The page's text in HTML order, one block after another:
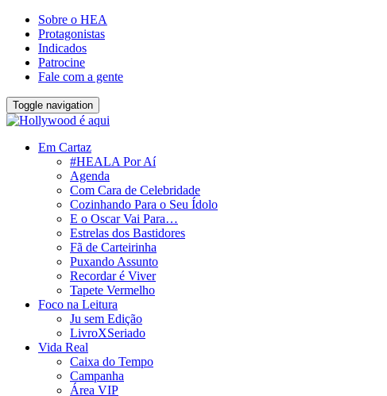
Sobre o HEA
Protagonistas
Indicados
Patrocine
Fale com a gente
Toggle navigation
Em Cartaz
#HEALA Por Aí
Agenda
Com Cara de Celebridade
Cozinhando Para o Seu Ídolo
E o Oscar Vai Para…
Estrelas dos Bastidores
Fã de Carteirinha
Puxando Assunto
Recordar é Viver
Tapete Vermelho
Foco na Leitura
Ju sem Edição
LivroXSeriado
Vida Real
Caixa do Tempo
Campanha
Área VIP